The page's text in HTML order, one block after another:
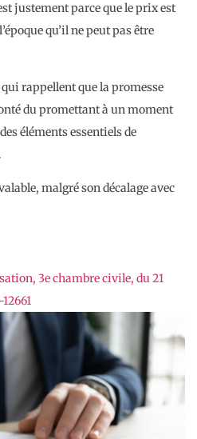
justement parce que le prix est
qu’il ne peut pas être
rappellent que la promesse
du promettant à un moment
éléments essentiels de
malgré son décalage avec
3e chambre civile, du 21